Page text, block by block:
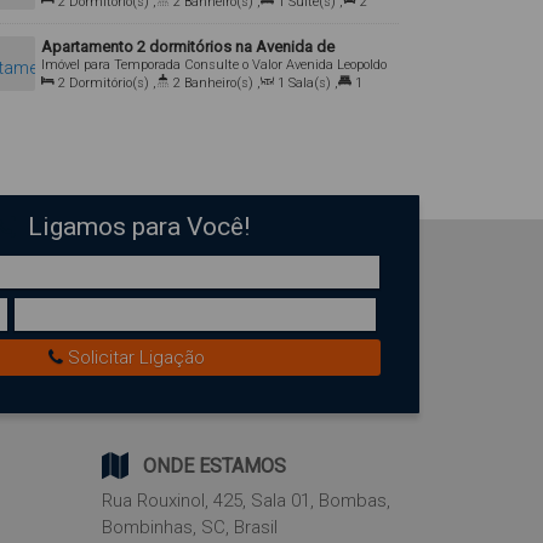
Apartamento 2 dormitórios na Avenida de
Bombas
Consulte o Valor
Imóvel para Temporada
Avenida Leopoldo
Zarling, 2730, Bombas, Bombinhas, Santa Catarina,
2 Dormitório(s) , 2 Banheiro(s) , 1 Sala(s) ,
1
Ligamos para Você!
Solicitar Ligação
ONDE ESTAMOS
Rua Rouxinol, 425, Sala 01 , Bombas,
Bombinhas, SC, Brasil